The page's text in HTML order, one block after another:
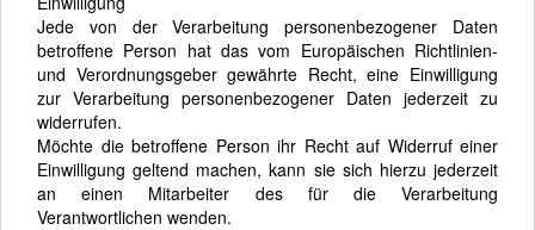
Jede von der Verarbeitung personenbezogener Daten
betroffene Person hat das vom Europäischen Richtlinien-
und Verordnungsgeber gewährte Recht, eine Einwilligung
zur Verarbeitung personenbezogener Daten jederzeit zu
widerrufen.
Möchte die betroffene Person ihr Recht auf Widerruf einer
Einwilligung geltend machen, kann sie sich hierzu jederzeit
an einen Mitarbeiter des für die Verarbeitung
Verantwortlichen wenden.